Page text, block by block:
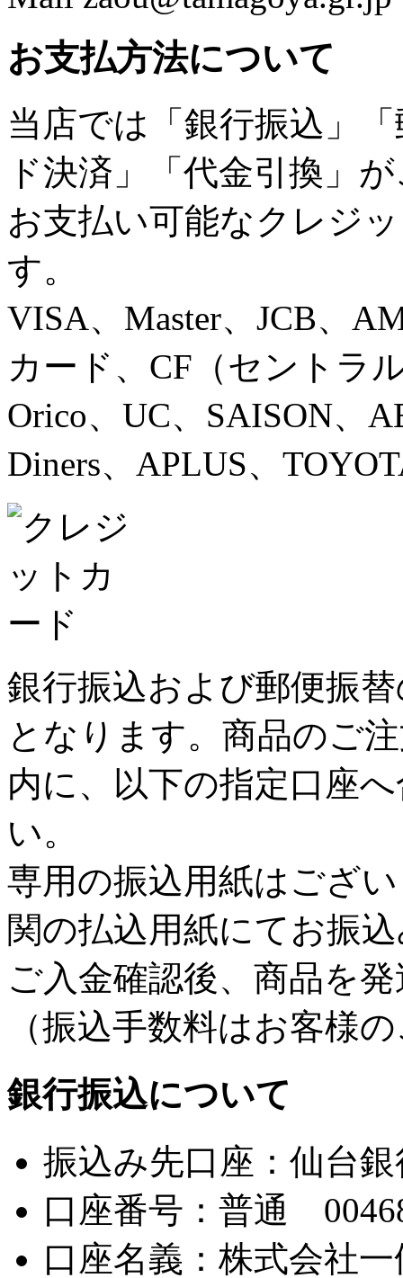
お支払方法について
当店では「銀行振込」
ド決済」「代金引換」
お支払い可能なクレジ
す。
VISA、Master、JCB、
カード、CF（セントラ
Orico、UC、SAISON、
Diners、APLUS、
銀行振込および郵便振
となります。商品のご
内に、以下の指定口座
い。
専用の振込用紙はござ
関の払込用紙にてお振
ご入金確認後、商品を
（振込手数料はお客様
銀行振込について
振込み先口座：仙台
口座番号：普通
口座名義：株式会社